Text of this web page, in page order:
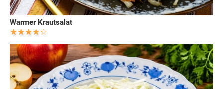
Warmer Krautsalat